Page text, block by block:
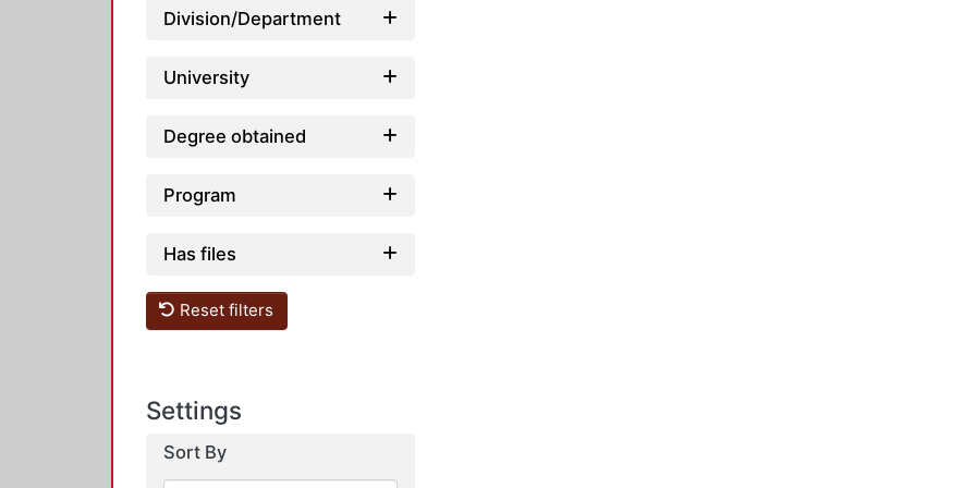
Division/Department
University
Degree obtained
Program
Has files
Reset filters
Settings
Sort By